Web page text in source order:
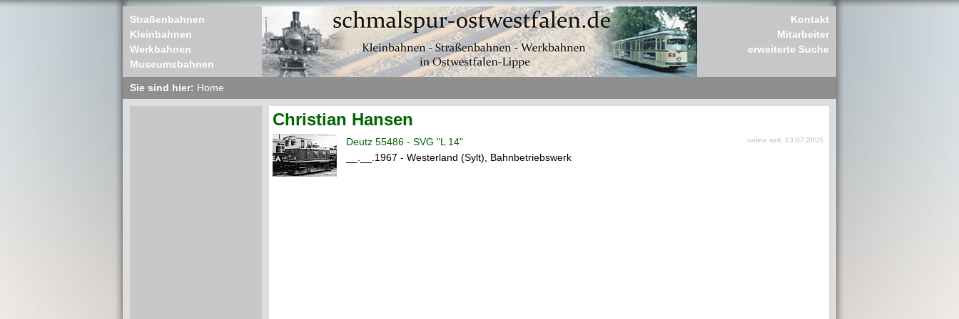
Straßenbahnen
Kleinbahnen
Werkbahnen
Museumsbahnen
Kontakt
Mitarbeiter
erweiterte Suche
Sie sind hier: Home
Christian Hansen
Deutz 55486 - SVG "L 14" online seit: 13.07.2005
__.__.1967 - Westerland (Sylt), Bahnbetriebswerk